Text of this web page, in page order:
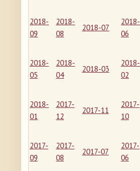
2018-
09
2018-
08
2018-07
2018-
06
2018-
05
2018-
04
2018-03
2018-
02
2018-
01
2017-
12
2017-11
2017-
10
2017-
09
2017-
08
2017-07
2017-
06